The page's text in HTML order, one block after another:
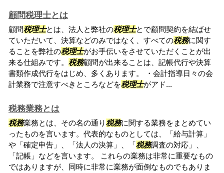
顧問税理士とは
顧問税理士とは、法人と弊社の税理士とで顧問契約を結ばせ
ていただいて、決算などのみではなく、すべての税務に関す
ることを弊社の税理士がお手伝いをさせていただくことが出
来る仕組みです。 税務顧問が出来ることは、記帳代行や決算
書類作成代行をはじめ、多くあります。 ・会計指導日々の会
計業務で注意すべきところなどを税理士がアド...
税務業務とは
税務業務とは、その名の通り税務に関する業務をまとめてい
ったものを言います。代表的なものとしては、「給与計算」
や「確定申告」、「法人の決算」、「税務調査の対応」、
「記帳」などを言います。 これらの業務は非常に重要なもの
ではありますが、同時に非常に業務が面倒なものでもありま